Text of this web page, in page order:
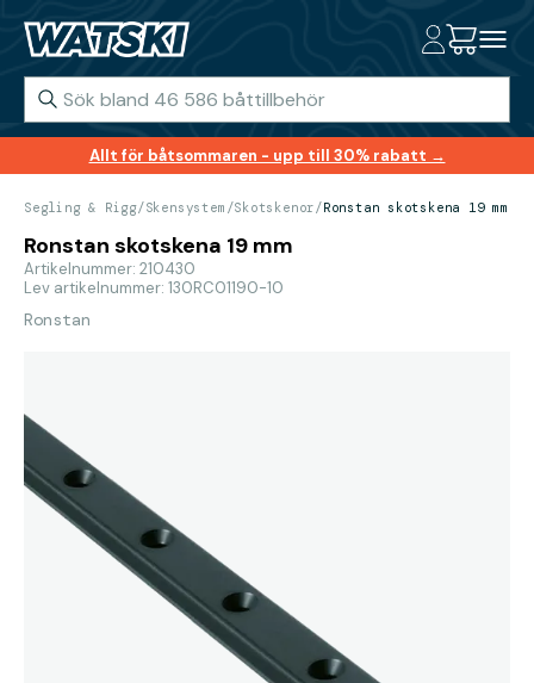
Allt för båtsommaren - upp till 30% rabatt →
Segling & Rigg/Skensystem /Skotskenor/Ronstan skotskena 19 mm
Ronstan skotskena 19 mm
Artikelnummer: 210430
Lev artikelnummer: 130RC01190-10
Ronstan